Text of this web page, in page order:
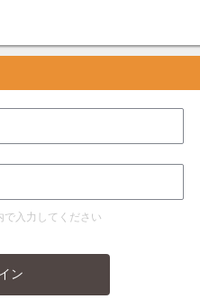
入力してください
ン